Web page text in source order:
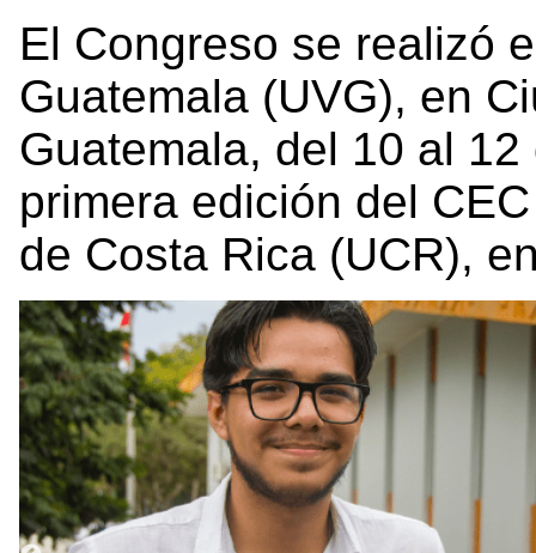
El Congreso se realizó
Guatemala (UVG), en
Guatemala, del 10 al
primera edición del
de Costa Rica (UCR),